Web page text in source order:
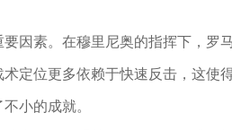
因素。在穆里尼奥的指挥下，
定位更多依赖于快速反击，这
小的成就。